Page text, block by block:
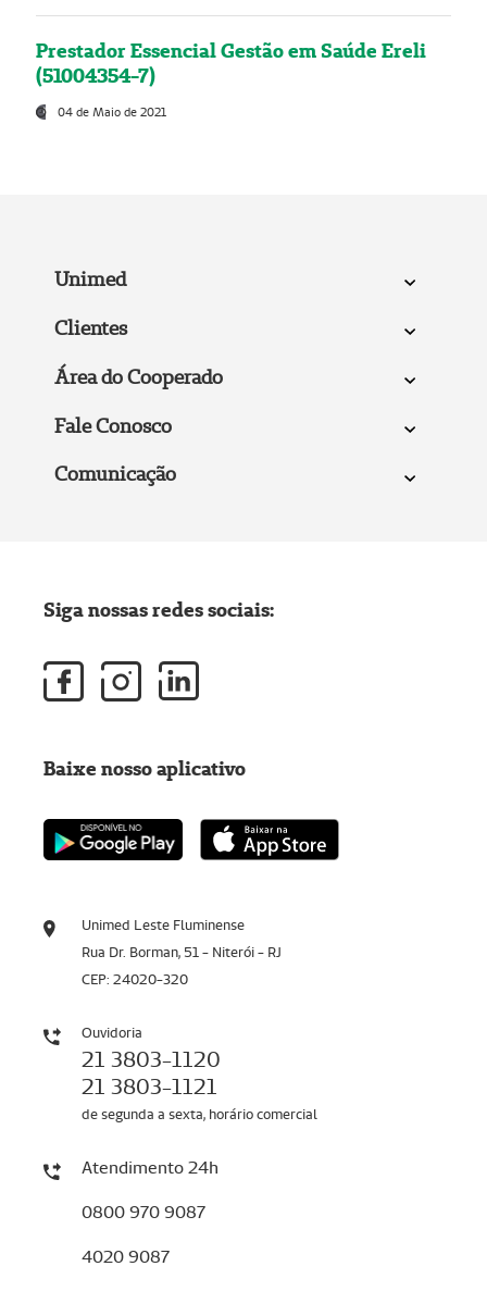
Prestador Essencial Gestão em Saúde Ereli
(51004354-7)
04 de Maio de 2021
Unimed
Clientes
Área do Cooperado
Fale Conosco
Comunicação
Unimed Leste Fluminense
Rua Dr. Borman, 51 - Niterói - RJ
CEP: 24020-320
Ouvidoria
21 3803-1120
21 3803-1121
de segunda a sexta, horário comercial
Atendimento 24h
0800 970 9087
4020 9087
Siga nossas redes sociais:
Baixe nosso aplicativo